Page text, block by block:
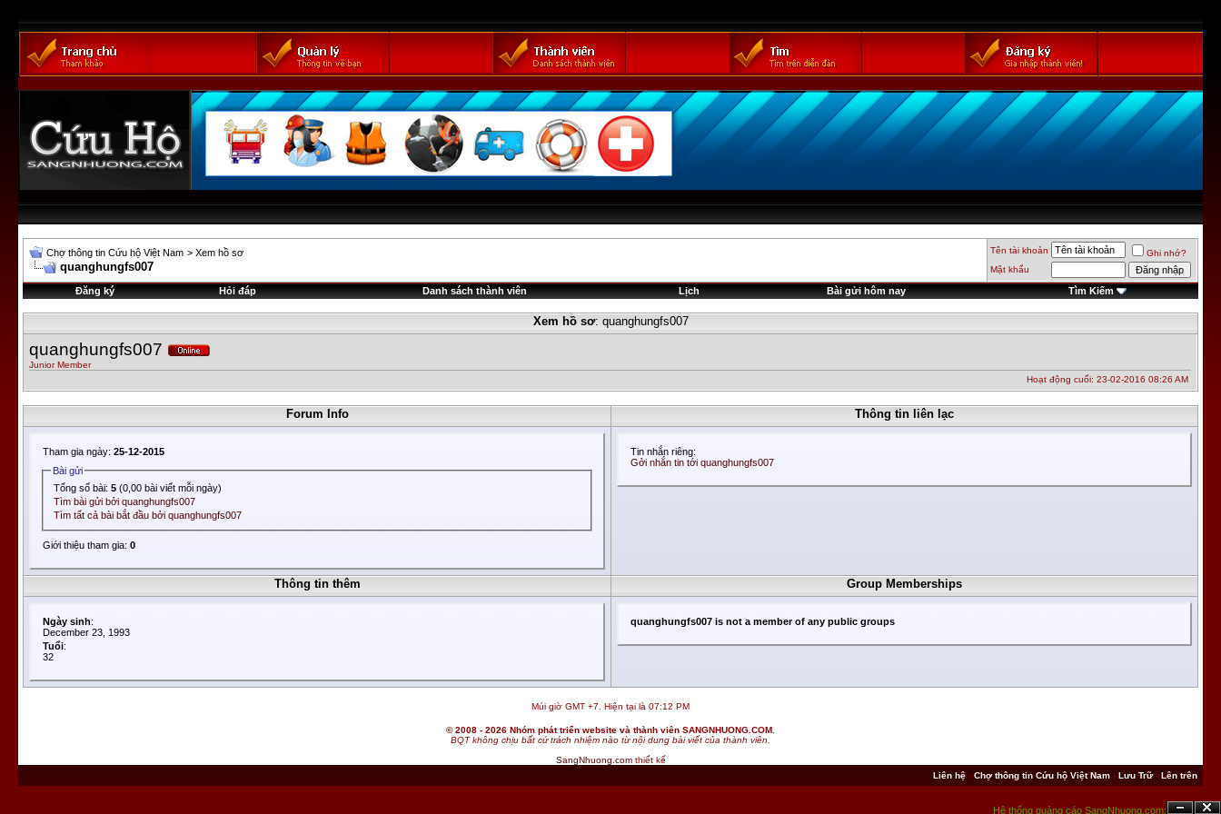
Chợ thông tin Cứu hộ Việt Nam > Xem hồ sơ
quanghungfs007
Tên tài khoản
Ghi nhớ?
Mật khẩu
Đăng ký Hỏi đáp Danh sách thành viên Lịch Bài gửi hôm nay Tìm Kiếm
Xem hồ sơ: quanghungfs007
quanghungfs007
Junior Member
Hoạt động cuối: 23-02-2016 08:26 AM
Forum Info Thông tin liên lạc
Tham gia ngày: 25-12-2015
Bài gửi
Tổng số bài:5 (0,00 bài viết mỗi ngày)
Tìm bài gửi bởi quanghungfs007
Tìm tất cả bài bắt đầu bởi quanghungfs007
Giới thiệu tham gia: 0
Tin nhắn riêng:
Gởi nhắn tin tới quanghungfs007
Thông tin thêm Group Memberships
Ngày sinh:
December 23, 1993
Tuổi:
32
quanghungfs007 is not a member of any public groups
Hệ thống quảng cáo SangNhuong.com;
Múi giờ GMT +7. Hiện tại là 07:12 PM
© 2008 - 2026 Nhóm phát triển website và thành viên SANGNHUONG.COM.
BQT không chịu bất cứ trách nhiệm nào từ nội dung bài viết của thành viên.
SangNhuong.comthiết kế
Liên hệ - Chợ thông tin Cứu hộ Việt Nam - Lưu Trữ- Lên trên